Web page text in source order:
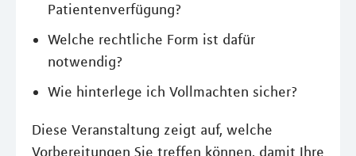
Patientenverfügung?
Welche rechtliche Form ist dafür
notwendig?
Wie hinterlege ich Vollmachten sicher?
Diese Veranstaltung zeigt auf, welche
Vorbereitungen Sie treffen können, damit Ihre